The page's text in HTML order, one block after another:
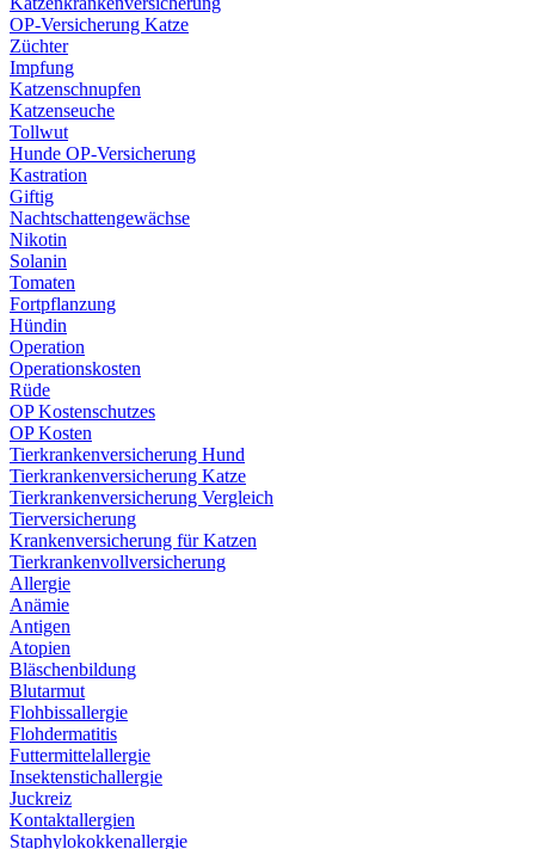
OP-Versicherung Katze
Züchter
Impfung
Katzenschnupfen
Katzenseuche
Tollwut
Hunde OP-Versicherung
Kastration
Giftig
Nachtschattengewächse
Nikotin
Solanin
Tomaten
Fortpflanzung
Hündin
Operation
Operationskosten
Rüde
OP Kostenschutzes
OP Kosten
Tierkrankenversicherung Hund
Tierkrankenversicherung Katze
Tierkrankenversicherung Vergleich
Tierversicherung
Krankenversicherung für Katzen
Tierkrankenvollversicherung
Allergie
Anämie
Antigen
Atopien
Bläschenbildung
Blutarmut
Flohbissallergie
Flohdermatitis
Futtermittelallergie
Insektenstichallergie
Juckreiz
Kontaktallergien
Staphylokokkenallergie